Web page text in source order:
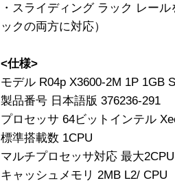
・スライディング ラック レー
ックの両方に対応）
<仕様>
モデル R04p X3600-2M 1P 1GB
製品番号 日本語版 376236-291
プロセッサ 64ビットインテル
標準搭載数 1CPU
マルチプロセッサ対応 最大2CPU
キャッシュメモリ 2MB L2/ CPU